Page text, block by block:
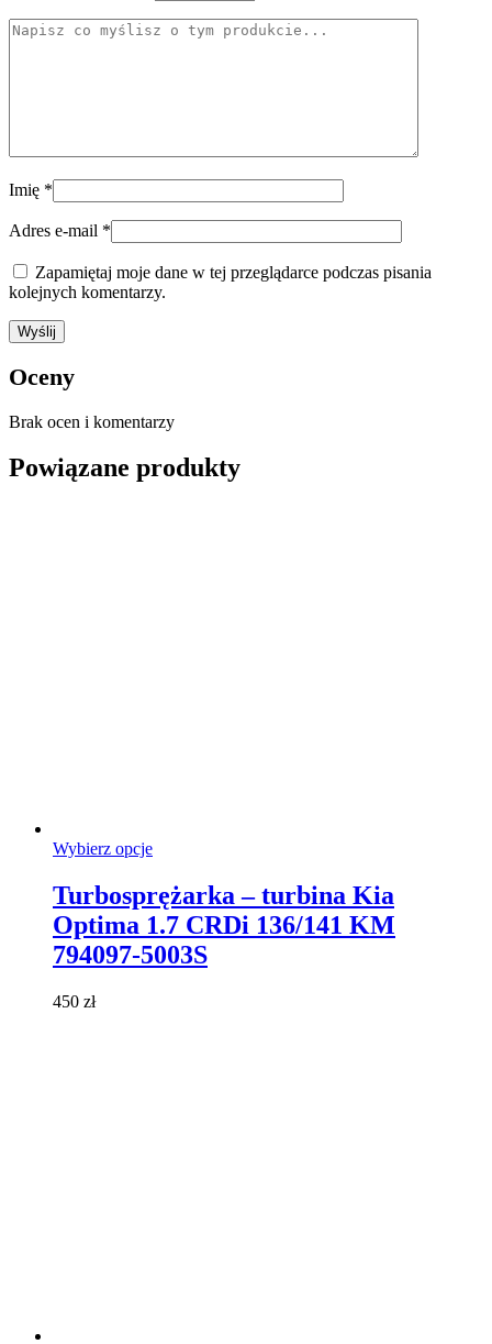
Imię *
Adres e-mail *
Zapamiętaj moje dane w tej przeglądarce podczas pisania
kolejnych komentarzy.
Oceny
Brak ocen i komentarzy
Powiązane produkty
Wybierz opcjeTen
wiele
wariantów.
Opcje
można
Turbosprężarka – turbina Kia
Optima 1.7 CRDi 136/141 KM
794097-5003S
450 zł